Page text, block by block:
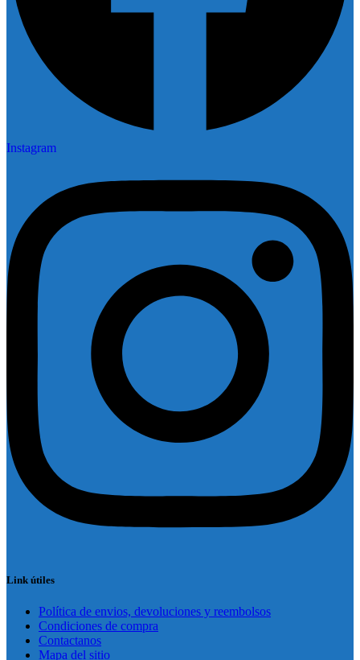
Instagram
Link útiles
Política de envios, devoluciones y reembolsos
Condiciones de compra
Contactanos
Mapa del sitio